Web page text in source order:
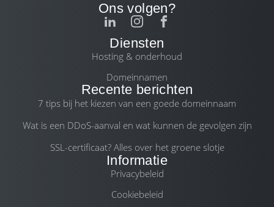
Ons volgen?
Diensten
Hosting & onderhoud
Domeinnamen
Recente berichten
7 tips bij het kiezen van een goede domeinnaam
Wat is een DDoS-aanval en wat kunnen de gevolgen zijn
SSL-certificaat? Alles over het groene slotje
Informatie
Privacybeleid
Cookiebeleid